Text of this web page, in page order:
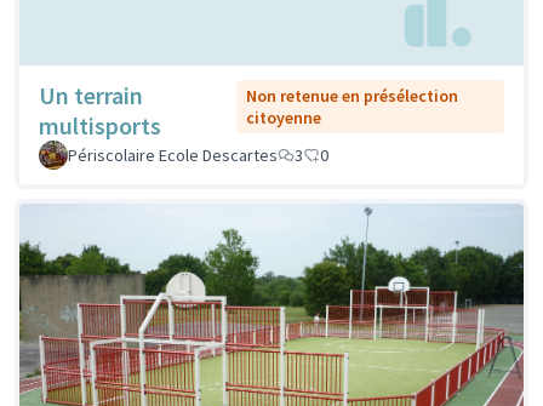
Un terrain
multisports
Non retenue en présélection
citoyenne
Périscolaire Ecole Descartes
3 0